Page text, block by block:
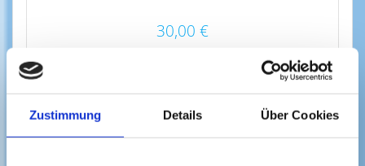
Zustimmung Details Über Cookies
30,00 €
In den Warenkorb